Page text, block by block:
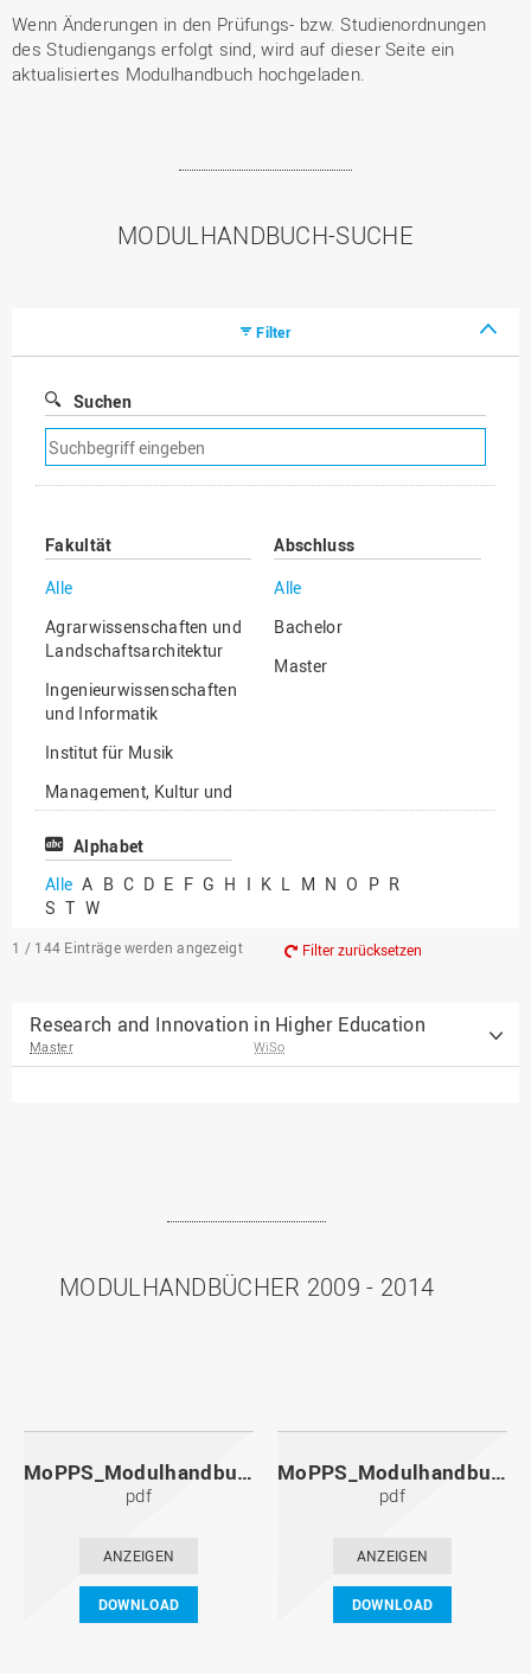
Wenn Änderungen in den Prüfungs- bzw. Studienordnungen
des Studiengangs erfolgt sind, wird auf dieser Seite ein
aktualisiertes Modulhandbuch hochgeladen.
MODULHANDBUCH-SUCHE
Filter
Suchen
Suchfilter
entfernen
Fakultät
Alle
Agrarwissenschaften und
Landschaftsarchitektur
Ingenieurwissenschaften
und Informatik
Institut für Musik
Management, Kultur und
Technik
Wirtschafts- und
Sozialwissenschaften
Abschluss
Alle
Bachelor
Master
Alphabet
Alle A B C D E F G H I K L M N O P R
S T W
1 / 144 Einträge werden angezeigt Filter zurücksetzen
Research and Innovation in Higher Education
Master WiSo
MODULHANDBÜCHER 2009 - 2014
MoPPS_Modulhandbuch_20141201.pdf
pdf
ANZEIGEN
DOWNLOAD
MoPPS_Modulhandbuch_20140601.pdf
pdf
ANZEIGEN
DOWNLOAD